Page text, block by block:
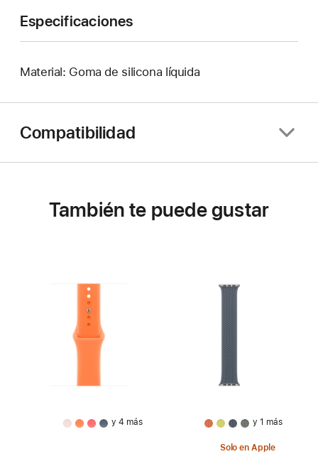
Especificaciones
Material: Goma de silicona líquida
Compatibilidad
También te puede gustar
y 4 más y 1 más
Solo en Apple